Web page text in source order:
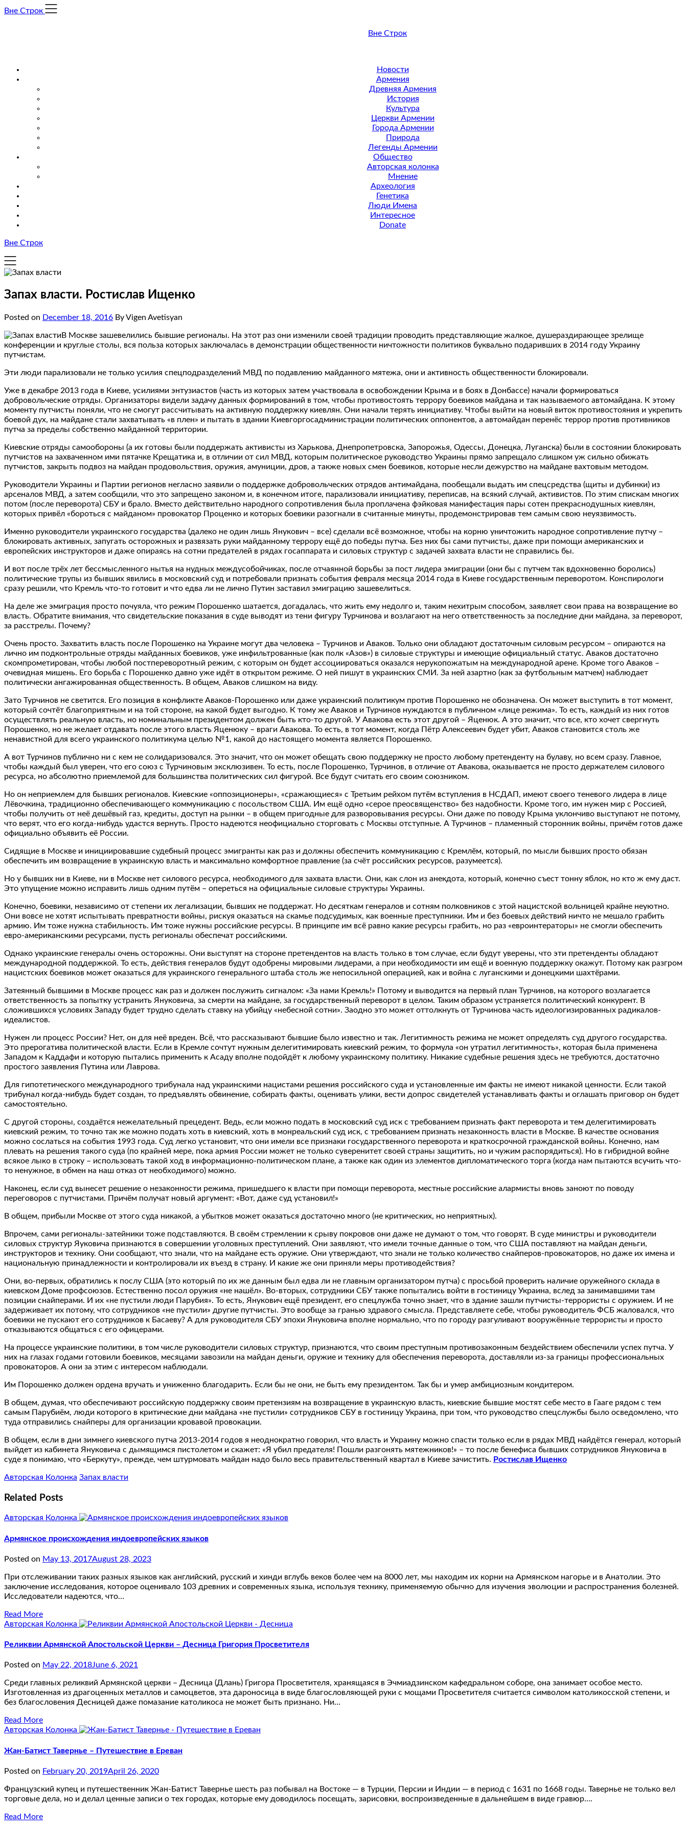
Skip
Вне Строк
Вне Строк
Новости
Армения
Древняя Армения
История
Культура
Церкви Армении
Города Армении
Природа
Легенды Армении
Общество
Авторская колонка
Мнение
Археология
Генетика
Люди Имена
Интересное
Donate
Вне Строк
Запах власти. Ростислав Ищенко
Posted on December 18, 2016 By Vigen Avetisyan
В Москве зашевелились бывшие регионалы. На этот раз они изменили своей традиции проводить представляющие жалкое, душераздирающее зрелище
конференции и круглые столы, вся польза которых заключалась в демонстрации общественности ничтожности политиков буквально подаривших в 2014 году Украину
путчистам.
Эти люди парализовали не только усилия спецподразделений МВД по подавлению майданного мятежа, они и активность общественности блокировали.
Уже в декабре 2013 года в Киеве, усилиями энтузиастов (часть из которых затем участвовала в освобождении Крыма и в боях в Донбассе) начали формироваться
добровольческие отряды. Организаторы видели задачу данных формирований в том, чтобы противостоять террору боевиков майдана и так называемого автомайдана. К этому
моменту путчисты поняли, что не смогут рассчитывать на активную поддержку киевлян. Они начали терять инициативу. Чтобы выйти на новый виток противостояния и укрепить
боевой дух, на майдане стали захватывать «в плен» и пытать в здании Киевгоргосадминистрации политических оппонентов, а автомайдан перенёс террор против противников
путча за пределы собственно майданной территории.
Киевские отряды самообороны (а их готовы были поддержать активисты из Харькова, Днепропетровска, Запорожья, Одессы, Донецка, Луганска) были в состоянии блокировать
путчистов на захваченном ими пятачке Крещатика и, в отличии от сил МВД, которым политическое руководство Украины прямо запрещало слишком уж сильно обижать
путчистов, закрыть подвоз на майдан продовольствия, оружия, амуниции, дров, а также новых смен боевиков, которые несли дежурство на майдане вахтовым методом.
Руководители Украины и Партии регионов негласно заявили о поддержке добровольческих отрядов антимайдана, пообещали выдать им спецсредства (щиты и дубинки) из
арсеналов МВД, а затем сообщили, что это запрещено законом и, в конечном итоге, парализовали инициативу, переписав, на всякий случай, активистов. По этим спискам многих
потом (после переворота) СБУ и брало. Вместо действительно народного сопротивления была проплачена фэйковая манифестация пары сотен прекраснодушных киевлян,
которых привёл «бороться с майданом» провокатор Проценко и которых боевики разогнали в считанные минуты, продемонстрировав тем самым свою неуязвимость.
Именно руководители украинского государства (далеко не один лишь Янукович – все) сделали всё возможное, чтобы на корню уничтожить народное сопротивление путчу –
блокировать активных, запугать осторожных и развязать руки майданному террору ещё до победы путча. Без них бы сами путчисты, даже при помощи американских и
европейских инструкторов и даже опираясь на сотни предателей в рядах госаппарата и силовых структур с задачей захвата власти не справились бы.
И вот после трёх лет бессмысленного нытья на нудных междусобойчиках, после отчаянной борьбы за пост лидера эмиграции (они бы с путчем так вдохновенно боролись)
политические трупы из бывших явились в московский суд и потребовали признать события февраля месяца 2014 года в Киеве государственным переворотом. Конспирологи
сразу решили, что Кремль что-то готовит и что едва ли не лично Путин заставил эмиграцию зашевелиться.
На деле же эмиграция просто почуяла, что режим Порошенко шатается, догадалась, что жить ему недолго и, таким нехитрым способом, заявляет свои права на возвращение во
власть. Обратите внимания, что свидетельские показания в суде выводят из тени фигуру Турчинова и возлагают на него ответственность за последние дни майдана, за переворот,
за расстрелы. Почему?
Очень просто. Захватить власть после Порошенко на Украине могут два человека – Турчинов и Аваков. Только они обладают достаточным силовым ресурсом – опираются на
лично им подконтрольные отряды майданных боевиков, уже инфильтрованные (как полк «Азов») в силовые структуры и имеющие официальный статус. Аваков достаточно
скомпрометирован, чтобы любой постпереворотный режим, с которым он будет ассоциироваться оказался нерукопожатым на международной арене. Кроме того Аваков –
очевидная мишень. Его борьба с Порошенко давно уже идёт в открытом режиме. О ней пишут в украинских СМИ. За ней азартно (как за футбольным матчем) наблюдает
политически ангажированная общественность. В общем, Аваков слишком на виду.
Зато Турчинов не светится. Его позиция в конфликте Аваков-Порошенко или даже украинский политикум против Порошенко не обозначена. Он может выступить в тот момент,
который сочтёт благоприятным и на той стороне, на какой будет выгодно. К тому же Аваков и Турчинов нуждаются в публичном «лице режима». То есть, каждый из них готов
осуществлять реальную власть, но номинальным президентом должен быть кто-то другой. У Авакова есть этот другой – Яценюк. А это значит, что все, кто хочет свергнуть
Порошенко, но не желает отдавать после этого власть Яценюку – враги Авакова. То есть, в тот момент, когда Пётр Алексеевич будет убит, Аваков становится столь же
ненавистной для всего украинского политикума целью №1, какой до настоящего момента является Порошенко.
А вот Турчинов публично ни с кем не солидаризовался. Это значит, что он может обещать свою поддержку не просто любому претенденту на булаву, но всем сразу. Главное,
чтобы каждый был уверен, что его союз с Турчиновым эксклюзивен. То есть, после Порошенко, Турчинов, в отличие от Авакова, оказывается не просто держателем силового
ресурса, но абсолютно приемлемой для большинства политических сил фигурой. Все будут считать его своим союзником.
Но он неприемлем для бывших регионалов. Киевские «оппозиционеры», «сражающиеся» с Третьим рейхом путём вступления в НСДАП, имеют своего теневого лидера в лице
Лёвочкина, традиционно обеспечивающего коммуникацию с посольством США. Им ещё одно «серое преосвященство» без надобности. Кроме того, им нужен мир с Россией,
чтобы получить от неё дешёвый газ, кредиты, доступ на рынки – в общем пригодные для разворовывания ресурсы. Они даже по поводу Крыма уклончиво выступают не потому,
что верят, что его когда-нибудь удастся вернуть. Просто надеются неофициально сторговать с Москвы отступные. А Турчинов – пламенный сторонник войны, причём готов даже
официально объявить её России.
Сидящие в Москве и инициировавшие судебный процесс эмигранты как раз и должны обеспечить коммуникацию с Кремлём, который, по мысли бывших просто обязан
обеспечить им возвращение в украинскую власть и максимально комфортное правление (за счёт российских ресурсов, разумеется).
Но у бывших ни в Киеве, ни в Москве нет силового ресурса, необходимого для захвата власти. Они, как слон из анекдота, который, конечно съест тонну яблок, но кто ж ему даст.
Это упущение можно исправить лишь одним путём – опереться на официальные силовые структуры Украины.
Конечно, боевики, независимо от степени их легализации, бывших не поддержат. Но десяткам генералов и сотням полковников с этой нацистской вольницей крайне неуютно.
Они вовсе не хотят испытывать превратности войны, рискуя оказаться на скамье подсудимых, как военные преступники. Им и без боевых действий ничто не мешало грабить
армию. Им тоже нужна стабильность. Им тоже нужны российские ресурсы. В принципе им всё равно какие ресурсы грабить, но раз «евроинтераторы» не смогли обеспечить
евро-американскими ресурсами, пусть регионалы обеспечат российскими.
Однако украинские генералы очень осторожны. Они выступят на стороне претендентов на власть только в том случае, если будут уверены, что эти претенденты обладают
международной поддержкой. То есть, действия генералов будут одобрены мировыми лидерами, а при необходимости им ещё и военную поддержку окажут. Потому как разгром
нацистских боевиков может оказаться для украинского генерального штаба столь же непосильной операцией, как и война с луганскими и донецкими шахтёрами.
Затеянный бывшими в Москве процесс как раз и должен послужить сигналом: «За нами Кремль!» Потому и выводится на первый план Турчинов, на которого возлагается
ответственность за попытку устранить Януковича, за смерти на майдане, за государственный переворот в целом. Таким образом устраняется политический конкурент. В
сложившихся условиях Западу будет трудно сделать ставку на убийцу «небесной сотни». Заодно это может оттолкнуть от Турчинова часть идеологизированных радикалов-
идеалистов.
Нужен ли процесс России? Нет, он для неё вреден. Всё, что рассказывают бывшие было известно и так. Легитимность режима не может определять суд другого государства.
Это прерогатива политической власти. Если в Кремле сочтут нужным делегитимировать киевский режим, то формула «он утратил легитимность», которая была применена
Западом к Каддафи и которую пытались применить к Асаду вполне подойдёт к любому украинскому политику. Никакие судебные решения здесь не требуются, достаточно
простого заявления Путина или Лаврова.
Для гипотетического международного трибунала над украинскими нацистами решения российского суда и установленные им факты не имеют никакой ценности. Если такой
трибунал когда-нибудь будет создан, то предъявлять обвинение, собирать факты, оценивать улики, вести допрос свидетелей устанавливать факты и оглашать приговор он будет
самостоятельно.
С другой стороны, создаётся нежелательный прецедент. Ведь, если можно подать в московский суд иск с требованием признать факт переворота и тем делегитимировать
киевский режим, то точно так же можно подать хоть в киевский, хоть в монреальский суд иск, с требованием признать незаконность власти в Москве. В качестве основания
можно сослаться на события 1993 года. Суд легко установит, что они имели все признаки государственного переворота и краткосрочной гражданской войны. Конечно, нам
плевать на решения такого суда (по крайней мере, пока армия России может не только суверенитет своей страны защитить, но и чужим распорядиться). Но в гибридной войне
всякое лыко в строку – использовать такой ход в информационно-политическом плане, а также как один из элементов дипломатического торга (когда нам пытаются всучить что-
то ненужное, в обмен на наш отказ от необходимого) можно.
Наконец, если суд вынесет решение о незаконности режима, пришедшего к власти при помощи переворота, местные российские алармисты вновь заноют по поводу
переговоров с путчистами. Причём получат новый аргумент: «Вот, даже суд установил!»
В общем, прибыли Москве от этого суда никакой, а убытков может оказаться достаточно много (не критических, но неприятных).
Впрочем, сами регионалы-затейники тоже подставляются. В своём стремлении к срыву покровов они даже не думают о том, что говорят. В суде министры и руководители
силовых структур Яуковича признаются в совершении уголовных преступлений. Они заявляют, что имели точные данные о том, что США поставляют на майдан деньги,
инструкторов и технику. Они сообщают, что знали, что на майдане есть оружие. Они утверждают, что знали не только количество снайперов-провокаторов, но даже их имена и
национальную принадлежности и контролировали их въезд в страну. И какие же они приняли меры противодействия?
Они, во-первых, обратились к послу США (это который по их же данным был едва ли не главным организатором путча) с просьбой проверить наличие оружейного склада в
киевском Доме профсоюзов. Естественно посол оружия «не нашёл». Во-вторых, сотрудники СБУ также попытались войти в гостиницу Украина, вслед за занимавшими там
позиции снайперами. И их «не пустили люди Парубия». То есть, Янукович ещё президент, его спецлужба точно знает, что в здание зашли путчисты-террористы с оружием. И не
задерживает их потому, что сотрудников «не пустили» другие путчисты. Это вообще за гранью здравого смысла. Представляете себе, чтобы руководитель ФСБ жаловался, что
боевики не пускают его сотрудников к Басаеву? А для руководителя СБУ эпохи Януковича вполне нормально, что по городу разгуливают вооружённые террористы и просто
отказываются общаться с его офицерами.
На процессе украинские политики, в том числе руководители силовых структур, признаются, что своим преступным противозаконным бездействием обеспечили успех путча. У
них на глазах годами готовили боевиков, месяцами завозили на майдан деньги, оружие и технику для обеспечения переворота, доставляли из-за границы профессиональных
провокаторов. А они за этим с интересом наблюдали.
Им Порошенко должен ордена вручать и униженно благодарить. Если бы не они, не быть ему президентом. Так бы и умер амбициозным кондитером.
В общем, думая, что обеспечивают российскую поддержку своим претензиям на возвращение в украинскую власть, киевские бывшие мостят себе место в Гааге рядом с тем
самым Парубиём, люди которого в критические дни майдана «не пустили» сотрудников СБУ в гостиницу Украина, при том, что руководство спецслужбы было осведомлено, что
туда отправились снайперы для организации кровавой провокации.
В общем, если в дни зимнего киевского путча 2013-2014 годов я неоднократно говорил, что власть и Украину можно спасти только если в рядах МВД найдётся генерал, который
выйдет из кабинета Януковича с дымящимся пистолетом и скажет: «Я убил предателя! Пошли разгонять мятежников!» – то после бенефиса бывших сотрудников Януковича в
суде я понимаю, что «Беркуту», прежде, чем штурмовать майдан надо было весь правительственный квартал в Киеве зачистить. Ростислав Ищенко
Авторская Колонка Запах власти
Related Posts
Авторская Колонка
Армянское происхождения индоевропейских языков
Posted on May 13, 2017August 28, 2023
При отслеживании таких разных языков как английский, русский и хинди вглубь веков более чем на 8000 лет, мы находим их корни на Армянском нагорье и в Анатолии. Это
заключение исследования, которое оценивало 103 древних и современных языка, используя технику, применяемую обычно для изучения эволюции и распространения болезней.
Исследователи надеются, что…
Read More
Авторская Колонка
Реликвии Армянской Апостольской Церкви – Десница Григория Просветителя
Posted on May 22, 2018June 6, 2021
Среди главных реликвий Армянской церкви – Десница (Длань) Григора Просветителя, хранящаяся в Эчмиадзинском кафедральном соборе, она занимает особое место.
Изготовленная из драгоценных металлов и самоцветов, эта дароносица в виде благословляющей руки с мощами Просветителя считается символом католикосской степени, и
без благословения Десницей даже помазание католикоса не может быть признано. Ни…
Read More
Авторская Колонка
Жан-Батист Тавернье – Путешествие в Ереван
Posted on February 20, 2019April 26, 2020
Французский купец и путешественник Жан-Батист Тавернье шесть раз побывал на Востоке — в Турции, Персии и Индии — в период с 1631 по 1668 годы. Тавернье не только вел
торговые дела, но и делал ценные записи о тех городах, которые ему доводилось посещать, зарисовки, воспроизведенные в дальнейшем в виде гравюр….
Read More